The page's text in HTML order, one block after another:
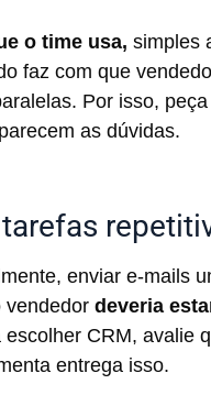
o time usa, simples
faz com que
Por isso,
as dúvidas.
enviar e-mails
vendedor deveria
CRM, avalie
entrega isso.